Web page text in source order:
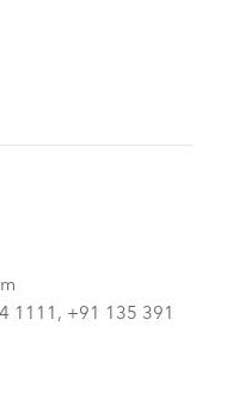
1111, +91 135 391